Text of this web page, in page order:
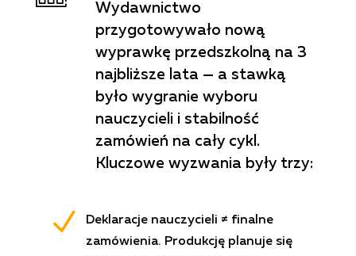
Wydawnictwo
przygotowywało nową
wyprawkę przedszkolną na 3
najbliższe lata — a stawką
było wygranie wyboru
nauczycieli i stabilność
zamówień na cały cykl.
Kluczowe wyzwania były trzy:
N
Deklaracje nauczycieli ≠ finalne
zamówienia. Produkcję planuje się